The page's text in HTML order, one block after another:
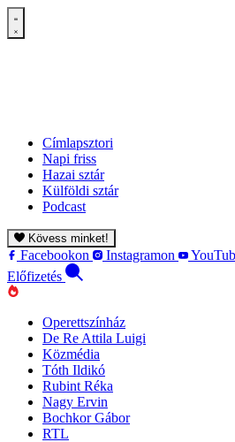
Címlapsztori
Napi friss
Hazai sztár
Külföldi sztár
Podcast
Kövess minket!
Facebookon Instagramon
Előfizetés
Operettszínház
De Re Attila Luigi
Közmédia
Tóth Ildikó
Rubint Réka
Nagy Ervin
Bochkor Gábor
RTL